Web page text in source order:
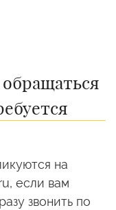
на
если вам
звонить по